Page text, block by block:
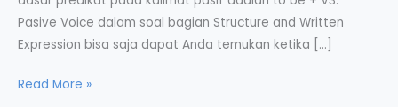
Pasive Voice dalam soal bagian Structure and Written
Expression bisa saja dapat Anda temukan ketika […]
Passive
Read More »